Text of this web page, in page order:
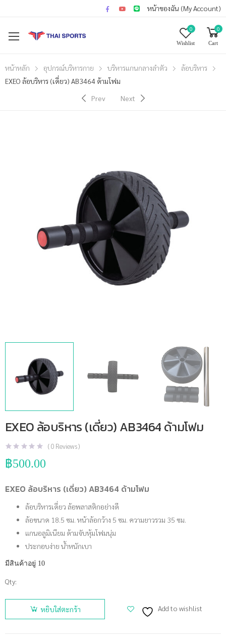
หน้าของฉัน (My Account)
0
Wishlist
0
Cart
หน้าหลัก อุปกรณ์บริหารกาย บริหารแกนกลางลำตัว
ล้อบริหาร
EXEO ล้อบริหาร (เดี่ยว) AB3464 ด้ามโฟม
Prev
Next
EXEO ล้อบริหาร (เดี่ยว) AB3464 ด้ามโฟม
(0 Reviews )
฿500.00
EXEO ล้อบริหาร (เดี่ยว) AB3464 ด้ามโฟม
ล้อบริหารเดี่ยว ล้อพลาสติกอย่างดี
ล้อขนาด 18.5 ซม. หน้าล้อกว้าง 5 ซม. ความยาวรวม 35 ซม.
แกนอลูมิเนียม ด้ามจับหุ้มโฟมนุ่ม
ประกอบง่าย น้ำหนักเบา
มีสินค้าอยู่ 10
Qty:
จำนวน
EXEO ล้อ
หยิบใส่ตะกร้า Add to wishlist